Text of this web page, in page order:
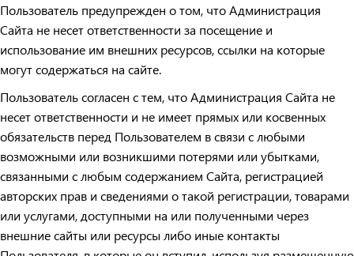
Пользователь предупрежден о том, что Администрация
Сайта не несет ответственности за посещение и
использование им внешних ресурсов, ссылки на которые
могут содержаться на сайте.
Пользователь согласен с тем, что Администрация Сайта не
несет ответственности и не имеет прямых или косвенных
обязательств перед Пользователем в связи с любыми
возможными или возникшими потерями или убытками,
связанными с любым содержанием Сайта, регистрацией
авторских прав и сведениями о такой регистрации, товарами
или услугами, доступными на или полученными через
внешние сайты или ресурсы либо иные контакты